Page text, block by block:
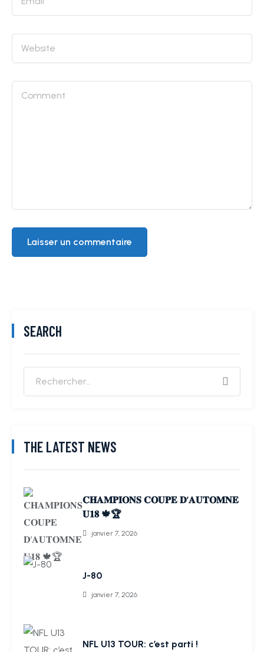
SEARCH
THE LATEST NEWS
𝐂𝐇𝐀𝐌𝐏𝐈𝐎𝐍𝐒 𝐂𝐎𝐔𝐏𝐄 𝐃’𝐀𝐔𝐓𝐎𝐌𝐍𝐄
𝐔𝟏𝟖 🍁🏆
janvier 7, 2026
J-80
janvier 7, 2026
NFL U13 TOUR: c’est parti !